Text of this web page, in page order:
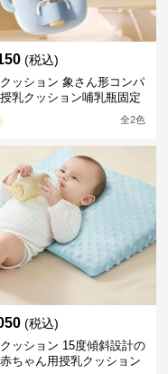
(税込)
ッション 象さん形コンパ
乳クッション哺乳瓶固定
全2色
(税込)
ッション 15度傾斜設計の
ちゃん用授乳クッション